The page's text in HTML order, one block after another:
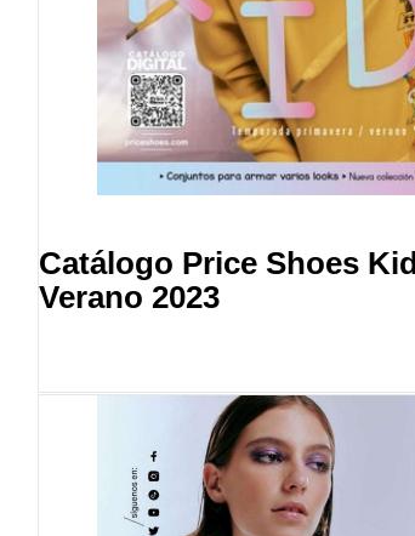
Catálogo Price Shoes
Verano 2023